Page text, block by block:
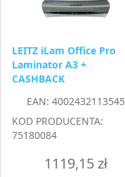
LEITZ iLam Office Pro
Laminator A3 +
CASHBACK
EAN: 4002432113545
KOD PRODUCENTA:
75180084
1119,15zł